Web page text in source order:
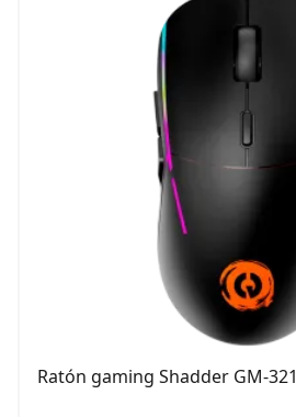
Ratón gaming Shadder GM-321